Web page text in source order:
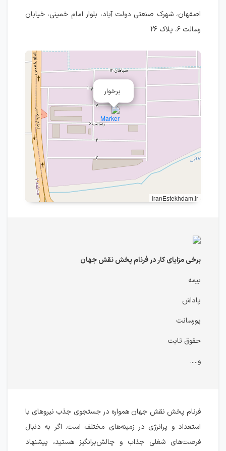
اصفهان، شهرک صنعتی دولت آباد، بلوار امام خمینی، خیابان
رسالت ۶، پلاک ۲۶
برخوار
IranEstekhdam.ir
برخی مزایای کار در فرنام پخش نقش جهان
بیمه
پاداش
پورسانت
حقوق ثابت
و.....
فرنام پخش نقش جهان همواره در جستجوی جذب نیروهای با
استعداد و پرانرژی در زمینه‌های مختلف است. اگر به دنبال
فرصت‌های شغلی جذاب و چالش‌برانگیز هستید، پیشنهاد